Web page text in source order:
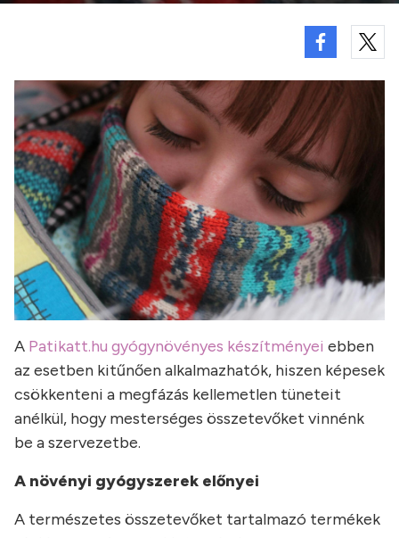
A Patikatt.hu gyógynövényes készítményei ebben
az esetben kitűnően alkalmazhatók, hiszen képesek
csökkenteni a megfázás kellemetlen tüneteit
anélkül, hogy mesterséges összetevőket vinnénk
be a szervezetbe.
A növényi gyógyszerek előnyei
A természetes összetevőket tartalmazó termékek